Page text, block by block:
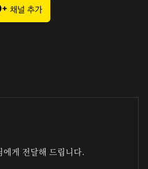
게 전달해 드립니다.